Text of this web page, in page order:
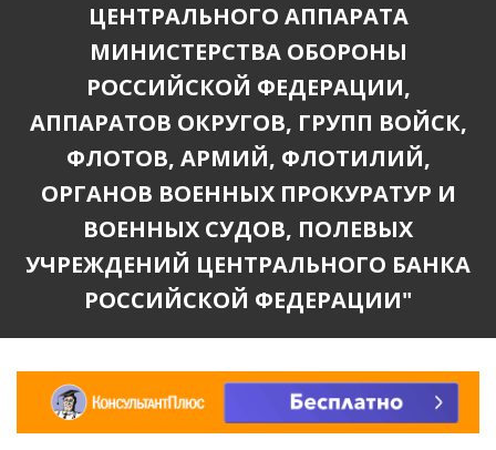
ЦЕНТРАЛЬНОГО АППАРАТА
МИНИСТЕРСТВА ОБОРОНЫ
РОССИЙСКОЙ ФЕДЕРАЦИИ,
АППАРАТОВ ОКРУГОВ, ГРУПП ВОЙСК,
ФЛОТОВ, АРМИЙ, ФЛОТИЛИЙ,
ОРГАНОВ ВОЕННЫХ ПРОКУРАТУР И
ВОЕННЫХ СУДОВ, ПОЛЕВЫХ
УЧРЕЖДЕНИЙ ЦЕНТРАЛЬНОГО БАНКА
РОССИЙСКОЙ ФЕДЕРАЦИИ"